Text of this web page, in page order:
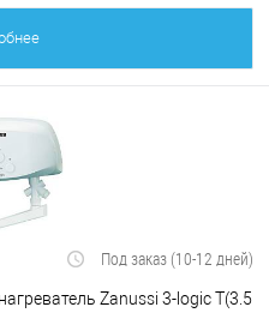
Под заказ (10-12 дней)
Zanussi 3-logic T(3.5